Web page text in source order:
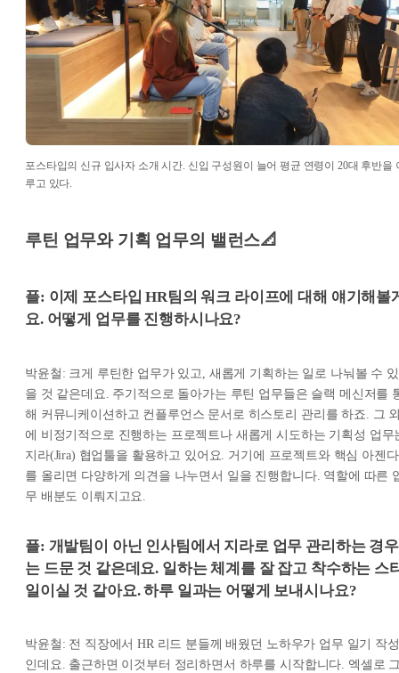
포스타입의 신규 입사자 소개 시간. 신입 구성원이 늘어 평균 연령이 20대 후반을
루고 있다.
루틴 업무와 기획 업무의 밸런스📐
플: 이제 포스타입 HR팀의 워크 라이프에 대해 얘기해볼
요. 어떻게 업무를 진행하시나요?
박윤철: 크게 루틴한 업무가 있고, 새롭게 기획하는 일로 나눠볼 수 있
을 것 같은데요. 주기적으로 돌아가는 루틴 업무들은 슬랙 메신저를
해 커뮤니케이션하고 컨플루언스 문서로 히스토리 관리를 하죠. 그
에 비정기적으로 진행하는 프로젝트나 새롭게 시도하는 기획성 업무
지라(Jira) 협업툴을 활용하고 있어요. 거기에 프로젝트와 핵심 아젠다
를 올리면 다양하게 의견을 나누면서 일을 진행합니다. 역할에 따른
무 배분도 이뤄지고요.
플: 개발팀이 아닌 인사팀에서 지라로 업무 관리하는 경우
는 드문 것 같은데요. 일하는 체계를 잘 잡고 착수하는 스
일이실 것 같아요. 하루 일과는 어떻게 보내시나요?
박윤철: 전 직장에서 HR 리드 분들께 배웠던 노하우가 업무 일기 작성
인데요. 출근하면 이것부터 정리하면서 하루를 시작합니다. 엑셀로